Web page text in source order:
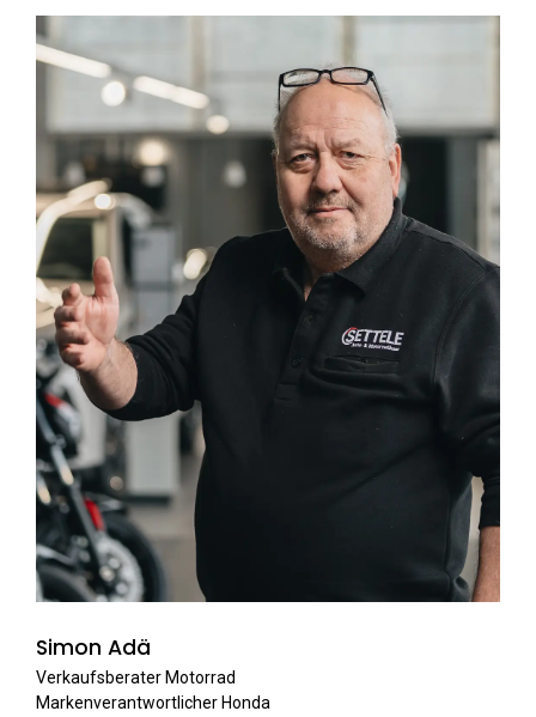
Simon Adä
Verkaufsberater Motorrad
Markenverantwortlicher Honda